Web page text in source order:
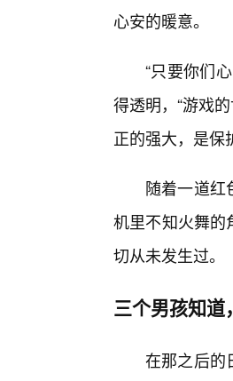
心安的暖意。
“只要你们
得透明，“游戏
正的强大，是保
随着一道红
机里不知火舞的
切从未发生过。
三个男孩知道
在那之后的